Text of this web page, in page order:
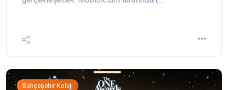
Bahçeşehir Koleji